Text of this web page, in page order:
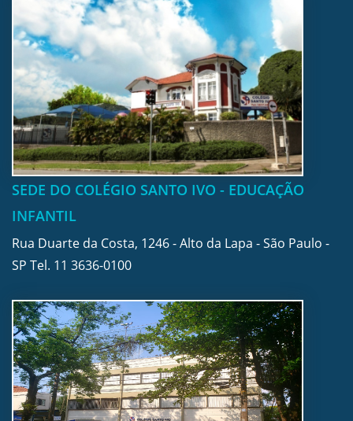
SEDE DO COLÉGIO SANTO IVO - EDUCAÇÃO
INFANTIL
Rua Duarte da Costa, 1246 - Alto da Lapa - São Paulo -
SP Tel. 11 3636-0100